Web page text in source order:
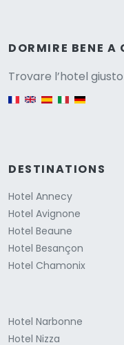
DORMIRE BENE A
Trovare l’hotel
English version
DESTINATIONS
Hotel Annecy
Hotel Avignone
Hotel Beaune
Hotel Besançon
Hotel Chamonix
Hotel Narbonne
Hotel Nizza